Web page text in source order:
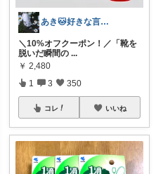
あき🐱好きな言葉は『簡単』『おいしい』
＼10%オフクーポン！／「靴を
脱いだ瞬間の ...
￥ 2,480
1 3 350
コレ いいね